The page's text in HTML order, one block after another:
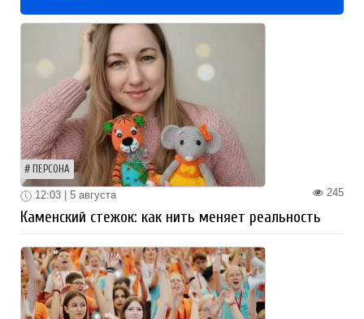
ПЕРСОНА
245
12:03 | 5 августа
Каменский стежок: как нить меняет реальность